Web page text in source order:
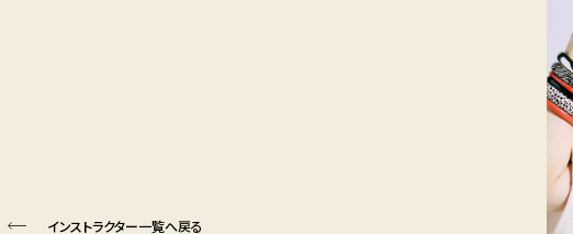
インストラクター一覧へ戻る